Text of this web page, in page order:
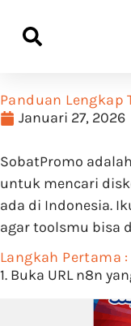
Panduan Lengkap
Januari 27, 2026
SobatPromo
untuk mencari
ada di Indonesia.
agar toolsmu bisa
Langkah Pertama
1. Buka URL n8n